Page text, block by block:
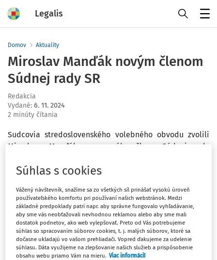
Legalis
Domov Aktuality
Miroslav Manďák novým členom
Súdnej rady SR
Redakcia
Vydané: 6. 11. 2024
2 minúty čítania
Sudcovia stredoslovenského volebného obvodu zvolili
Miroslava Manďáka za nového člena Súdnej rady
Súdnej rady Marcela Kosová začiatkom septembra po
Z celkového počtu 313 oprávnených sudcov sa voľby
zúčastnilo 178, pričom platných hlasov bolo 171. O členstvo
v Súdnej rade sa uchádzali dvaja kandidáti z Krajského
súdu v Banskej Bystrici — Miroslav Manďák a Štefan
Novák. Víťazom sa stal Miroslav Manďák so ziskom 93
Súhlas s cookies
Vážený návštevník, snažíme sa zo všetkých síl prinášať vysokú úroveň
používateľského komfortu pri používaní našich webstránok. Medzi
základné predpoklady patrí napr. aby správne fungovalo vyhľadávanie,
aby sme vás neobťažovali nevhodnou reklamou alebo aby sme mali
dostatok podnetov, ako web vylepšovať. Preto od Vás potrebujeme
súhlas so spracovaním súborov cookies, t. j. malých súborov, ktoré sa
dočasne ukladajú vo vašom prehliadači. Vopred ďakujeme za udelenie
súhlasu. Dáta využijeme na zlepšovanie našich služieb a prispôsobenie
obsahu webu priamo Vám na mieru. Viac informácií